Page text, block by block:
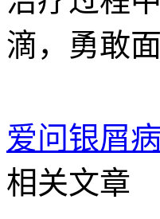
滴，勇敢
爱问银屑
相关文章